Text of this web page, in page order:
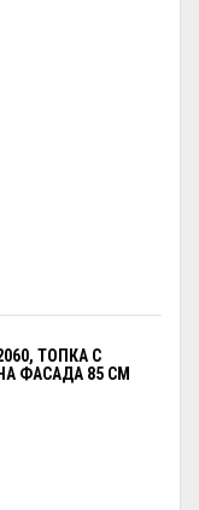
ТОПКА С
ФАСАДА 85 СМ